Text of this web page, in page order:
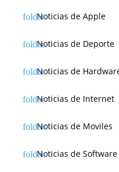
Noticias de Apple
Noticias de Deporte
Noticias de
Noticias de Internet
Noticias de Moviles
Noticias de Software